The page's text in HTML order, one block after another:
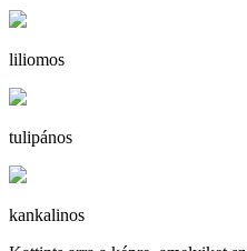
liliomos
tulipános
kankalinos